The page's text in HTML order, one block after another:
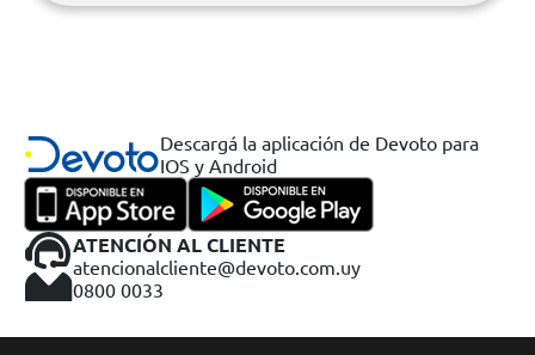
Descargá la aplicación de Devoto para
IOS y Android
ATENCIÓN AL CLIENTE
atencionalcliente@devoto.com.uy
0800 0033